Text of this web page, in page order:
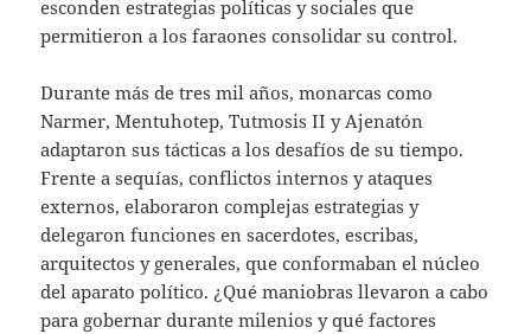
esconden estrategias políticas y sociales que
permitieron a los faraones consolidar su control.
Durante más de tres mil años, monarcas como
Narmer, Mentuhotep, Tutmosis II y Ajenatón
adaptaron sus tácticas a los desafíos de su tiempo.
Frente a sequías, conflictos internos y ataques
externos, elaboraron complejas estrategias y
delegaron funciones en sacerdotes, escribas,
arquitectos y generales, que conformaban el núcleo
del aparato político. ¿Qué maniobras llevaron a cabo
para gobernar durante milenios y qué factores